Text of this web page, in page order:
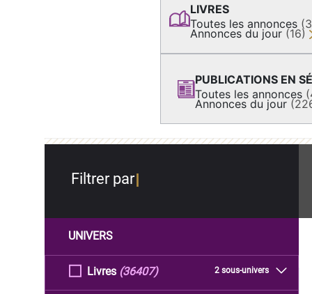
LIVRES
Toutes les annonces
Annonces du jour (16)
PUBLICATIONS EN
Toutes les annonces
Annonces du jour
Filtrer par
UNIVERS
Livres 2 sous-univers
(36407)